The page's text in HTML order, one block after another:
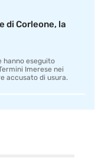
di Corleone, la
hanno eseguito
Imerese nei
accusato di usura.